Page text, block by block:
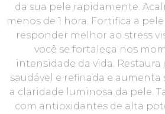
da sua pele rapidamente.
menos de 1 hora. Fortifica a
responder melhor ao stress
você se fortaleça nos
intensidade da vida.
saudável e refinada e
a claridade luminosa da pele.
com antioxidantes de alta